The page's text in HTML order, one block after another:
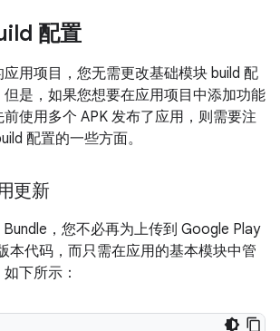
配置
用项目，您无需更改基础模块 build 配
是，如果您想要在应用项目中添加功能
使用多个 APK 发布了应用，则需要注
配置的一些方面。
更新
，您不必再为上传到 Google Play
本代码，而只需在应用的基本模块中管
下所示：